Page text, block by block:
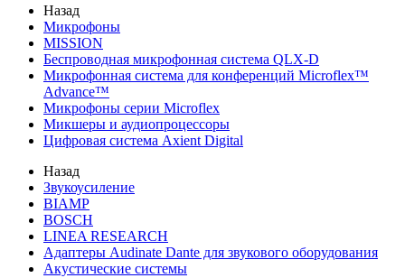
Назад
Микрофоны
MISSION
Беспроводная микрофонная система QLX-D
Микрофонная система для конференций Microflex™
Advance™
Микрофоны серии Microflex
Микшеры и аудиопроцессоры
Цифровая система Axient Digital
Назад
Звукоусиление
BIAMP
BOSCH
LINEA RESEARCH
Адаптеры Audinate Dante для звукового оборудования
Акустические системы